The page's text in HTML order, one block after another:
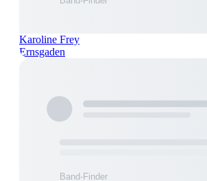
Karoline Frey
Ernsgaden